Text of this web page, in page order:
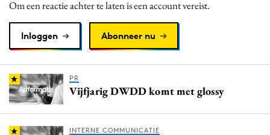
Om een reactie achter te laten is een account vereist.
Inloggen Abonneer nu
PR
Vijfjarig DWDD komt met glossy
INTERNE COMMUNICATIE